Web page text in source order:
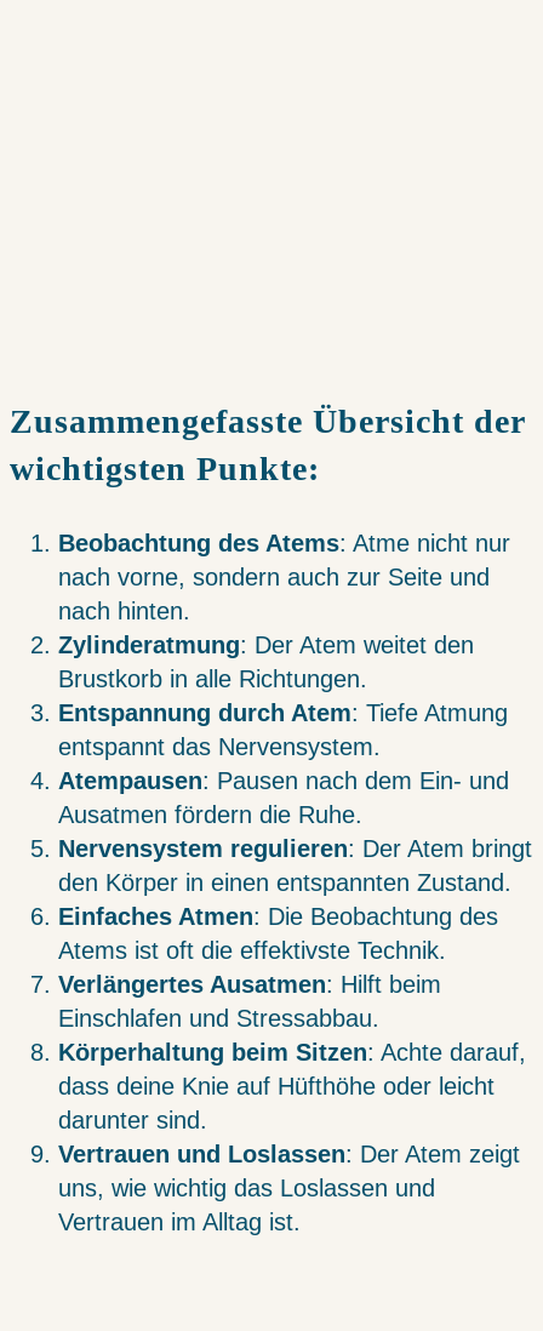
Zusammengefasste Übersicht der
wichtigsten Punkte:
Beobachtung des Atems: Atme nicht nur
nach vorne, sondern auch zur Seite und
nach hinten.
Zylinderatmung: Der Atem weitet den
Brustkorb in alle Richtungen.
Entspannung durch Atem: Tiefe Atmung
entspannt das Nervensystem.
Atempausen: Pausen nach dem Ein- und
Ausatmen fördern die Ruhe.
Nervensystem regulieren: Der Atem bringt
den Körper in einen entspannten Zustand.
Einfaches Atmen: Die Beobachtung des
Atems ist oft die effektivste Technik.
Verlängertes Ausatmen: Hilft beim
Einschlafen und Stressabbau.
Körperhaltung beim Sitzen: Achte darauf,
dass deine Knie auf Hüfthöhe oder leicht
darunter sind.
Vertrauen und Loslassen: Der Atem zeigt
uns, wie wichtig das Loslassen und
Vertrauen im Alltag ist.